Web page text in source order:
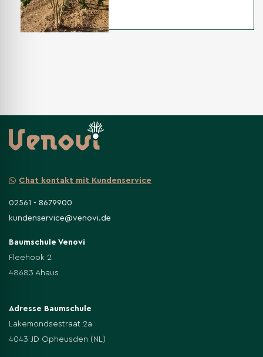
Chat kontakt mit Kundenservice
02561 - 8679900
kundenservice@venovi.de
Baumschule Venovi
Fleehook 2
48683 Ahaus
Adresse Baumschule
Lakemondsestraat 2a
4043 JD Opheusden (NL)